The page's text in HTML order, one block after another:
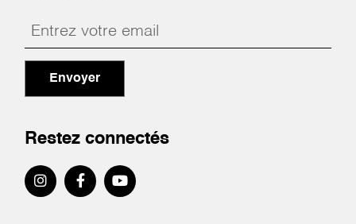
Envoyer
Restez connectés